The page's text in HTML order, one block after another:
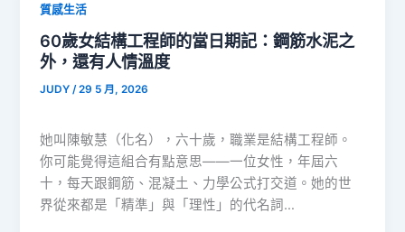
質感生活
60歲女結構工程師的當日期記：鋼筋水泥之
外，還有人情溫度
JUDY /29 5 月, 2026
她叫陳敏慧（化名），六十歲，職業是結構工程師。
你可能覺得這組合有點意思——一位女性，年屆六
十，每天跟鋼筋、混凝土、力學公式打交道。她的世
界從來都是「精準」與「理性」的代名詞…